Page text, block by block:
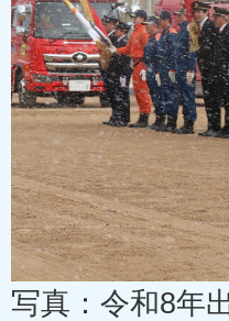
写真：令和8年